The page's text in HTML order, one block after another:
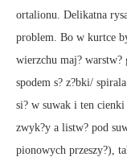
ortalionu. Delikatna
problem. Bo w kurtce
wierzchu maj?
spodem s? z?bki/
si? w suwak i ten cienki
zwyk?y a listw? pod
pionowych przeszy?),